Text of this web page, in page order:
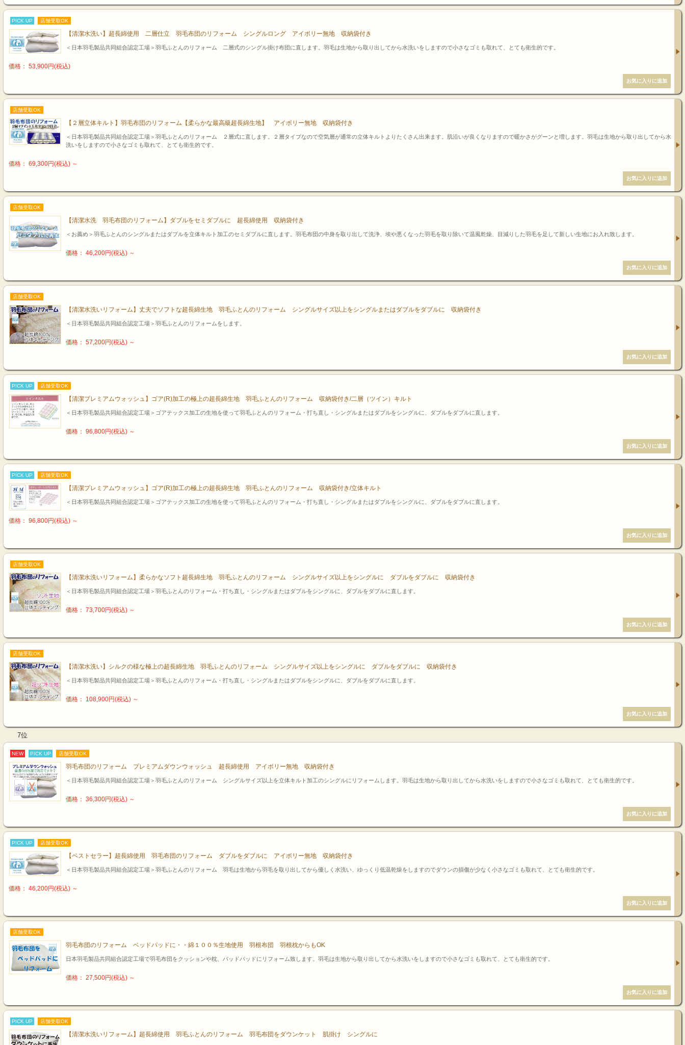
PICK UP 店舗受取OK
【清潔水洗い】超長綿使用 二層仕立 羽毛布団のリフォーム シングルロング アイボリー無地 収納袋付き
＜日本羽毛製品共同組合認定工場＞羽毛ふとんのリフォーム 二層式のシングル掛け布団に直します。羽毛は生地から取り出してから水洗いをしますので小さなゴミも取れて、とても衛生的です。
価格： 53,900円(税込)
店舗受取OK
【２層立体キルト】羽毛布団のリフォーム【柔らかな最高級超長綿生地】 アイボリー無地 収納袋付き
＜日本羽毛製品共同組合認定工場＞羽毛ふとんのリフォーム ２層式に直します。２層タイプなので空気層が通常の立体キルトよりたくさん出来ます。肌沿いが良くなりますので暖かさがグーンと増します。羽毛は生地から取り出してから水
洗いをしますので小さなゴミも取れて、とても衛生的です。
価格： 69,300円(税込) ～
店舗受取OK
【清潔水洗 羽毛布団のリフォーム】ダブルをセミダブルに 超長綿使用 収納袋付き
＜お薦め＞羽毛ふとんのシングルまたはダブルを立体キルト加工のセミダブルに直します。羽毛布団の中身を取り出して洗浄、埃や悪くなった羽毛を取り除いて温風乾燥、目減りした羽毛を足して新しい生地にお入れ致します。
価格： 46,200円(税込) ～
店舗受取OK
【清潔水洗いリフォーム】丈夫でソフトな超長綿生地 羽毛ふとんのリフォーム シングルサイズ以上をシングルまたはダブルをダブルに 収納袋付き
＜日本羽毛製品共同組合認定工場＞羽毛ふとんのリフォームをします。
価格： 57,200円(税込) ～
PICK UP 店舗受取OK
【清潔プレミアムウォッシュ】ゴア(R)加工の極上の超長綿生地 羽毛ふとんのリフォーム 収納袋付き/二層（ツイン）キルト
＜日本羽毛製品共同組合認定工場＞ゴアテックス加工の生地を使って羽毛ふとんのリフォーム・打ち直し・シングルまたはダブルをシングルに、ダブルをダブルに直します。
価格： 96,800円(税込) ～
PICK UP 店舗受取OK
【清潔プレミアムウォッシュ】ゴア(R)加工の極上の超長綿生地 羽毛ふとんのリフォーム 収納袋付き/立体キルト
＜日本羽毛製品共同組合認定工場＞ゴアテックス加工の生地を使って羽毛ふとんのリフォーム・打ち直し・シングルまたはダブルをシングルに、ダブルをダブルに直します。
価格： 96,800円(税込) ～
店舗受取OK
【清潔水洗いリフォーム】柔らかなソフト超長綿生地 羽毛ふとんのリフォーム シングルサイズ以上をシングルに ダブルをダブルに 収納袋付き
＜日本羽毛製品共同組合認定工場＞羽毛ふとんのリフォーム・打ち直し・シングルまたはダブルをシングルに、ダブルをダブルに直します。
価格： 73,700円(税込) ～
店舗受取OK
【清潔水洗い】シルクの様な極上の超長綿生地 羽毛ふとんのリフォーム シングルサイズ以上をシングルに ダブルをダブルに 収納袋付き
＜日本羽毛製品共同組合認定工場＞羽毛ふとんのリフォーム・打ち直し・シングルまたはダブルをシングルに、ダブルをダブルに直します。
価格： 108,900円(税込) ～
7位
NEW PICK UP 店舗受取OK
羽毛布団のリフォーム プレミアムダウンウォッシュ 超長綿使用 アイボリー無地 収納袋付き
＜日本羽毛製品共同組合認定工場＞羽毛ふとんのリフォーム シングルサイズ以上を立体キルト加工のシングルにリフォームします。羽毛は生地から取り出してから水洗いをしますので小さなゴミも取れて、とても衛生的です。
価格： 36,300円(税込) ～
PICK UP 店舗受取OK
【ベストセラー】超長綿使用 羽毛布団のリフォーム ダブルをダブルに アイボリー無地 収納袋付き
＜日本羽毛製品共同組合認定工場＞羽毛ふとんのリフォーム 羽毛は生地から羽毛を取り出してから優しく水洗い、ゆっくり低温乾燥をしますのでダウンの損傷が少なく小さなゴミも取れて、とても衛生的です。
価格： 46,200円(税込) ～
店舗受取OK
羽毛布団のリフォーム ベッドパッドに・・綿１００％生地使用 羽根布団 羽根枕からもOK
日本羽毛製品共同組合認定工場で羽毛布団をクッションや枕、バッドパッドにリフォーム致します。羽毛は生地から取り出してから水洗いをしますので小さなゴミも取れて、とても衛生的です。
価格： 27,500円(税込) ～
PICK UP 店舗受取OK
【清潔水洗いリフォーム】超長綿使用 羽毛ふとんのリフォーム 羽毛布団をダウンケット 肌掛け シングルに